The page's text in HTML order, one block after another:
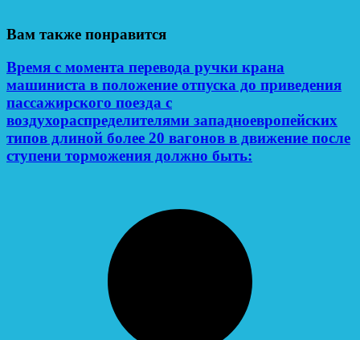
Вам также понравится
Время с момента перевода ручки крана
машиниста в положение отпуска до приведения
пассажирского поезда с
воздухораспределителями западноевропейских
типов длиной более 20 вагонов в движение после
ступени торможения должно быть: